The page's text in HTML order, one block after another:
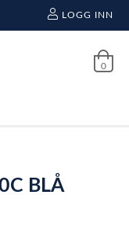
LOGG INN
0
BLÅ